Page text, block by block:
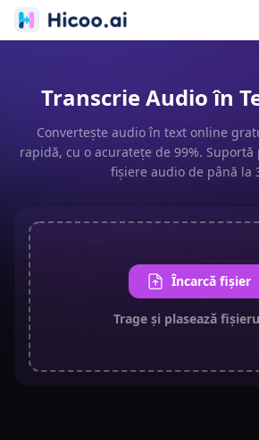
Transcrie Audio în
Convertește audio în text online
rapidă, cu o acuratețe de 99%.
fișiere audio de până la
Încarcă fișier
Trage și plasează